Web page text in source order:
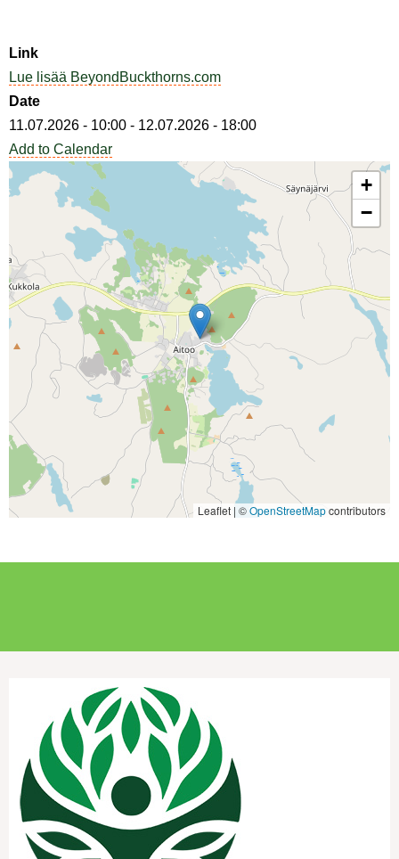
Link
Lue lisää BeyondBuckthorns.com
Date
11.07.2026 - 10:00 - 12.07.2026 - 18:00
Add to Calendar
+
−
Leaflet | ©OpenStreetMapcontributors